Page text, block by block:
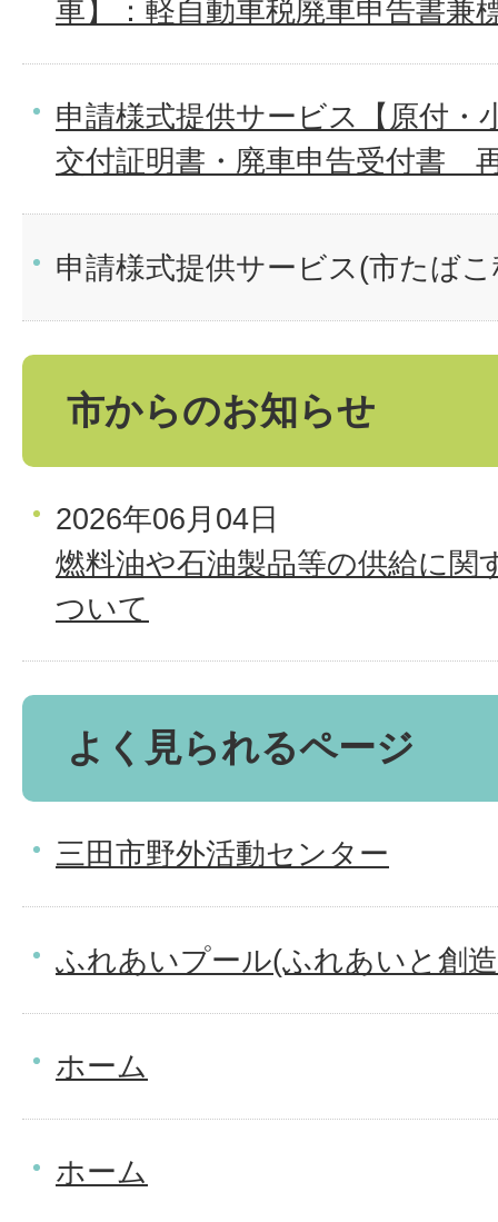
車】：軽自動車税廃車申告書兼
申請様式提供サービス【原付・
交付証明書・廃車申告受付書＿
申請様式提供サービス(市たば
市からのお知らせ
2026年06月04日
燃料油や石油製品等の供給に関
ついて
よく見られるページ
三田市野外活動センター
ふれあいプール(ふれあいと創
ホーム
ホーム